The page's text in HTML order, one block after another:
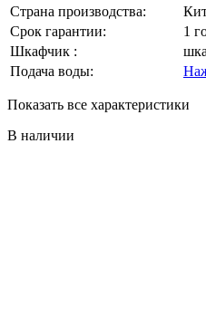
Страна производства:
Срок гарантии:
1
Шкафчик :
Подача воды:
Показать все характеристики
В наличии